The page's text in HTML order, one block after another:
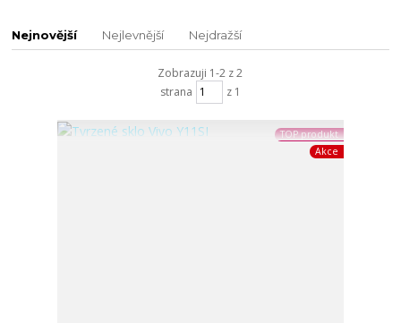
Nejnovější Nejlevnější Nejdražší
Zobrazuji 1-2 z 2
strana
z 1
TOP produkt
Akce